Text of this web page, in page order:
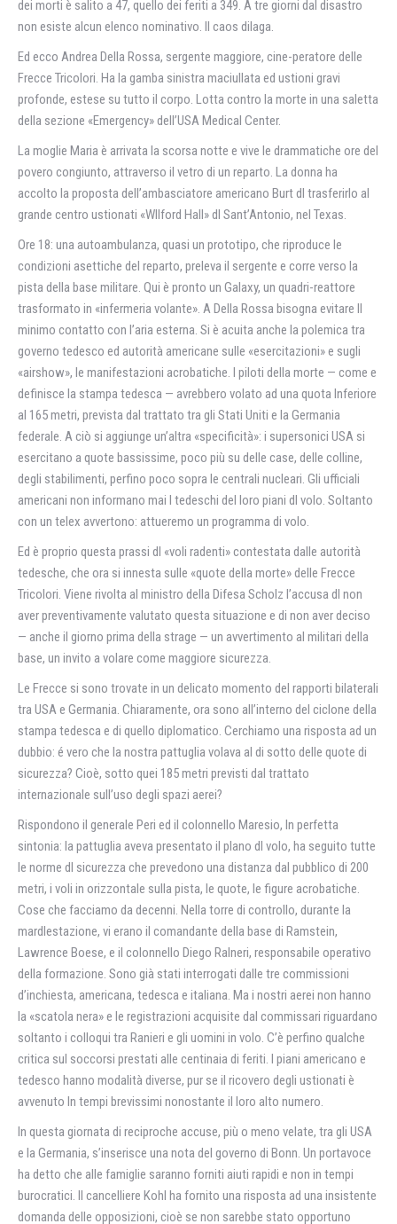
dei morti è salito a 47, quello dei feriti a 349. A tre giorni dal disastro
non esiste alcun elenco nominativo. Il caos dilaga.
Ed ecco Andrea Della Rossa, sergente maggiore, cine-peratore delle
Frecce Tricolori. Ha la gamba sinistra maciullata ed ustioni gravi
profonde, estese su tutto il corpo. Lotta contro la morte in una saletta
della sezione «Emergency» dell’USA Medical Center.
La moglie Maria è arrivata la scorsa notte e vive le drammatiche ore del
povero congiunto, attraverso il vetro di un reparto. La donna ha
accolto la proposta dell’ambasciatore americano Burt dl trasferirlo al
grande centro ustionati «Wllford Hall» dl Sant’Antonio, nel Texas.
Ore 18: una autoambulanza, quasi un prototipo, che riproduce le
condizioni asettiche del reparto, preleva il sergente e corre verso la
pista della base militare. Qui è pronto un Galaxy, un quadri-reattore
trasformato in «infermeria volante». A Della Rossa bisogna evitare II
minimo contatto con l’aria esterna. Si è acuita anche la polemica tra
governo tedesco ed autorità americane sulle «esercitazioni» e sugli
«airshow», le manifestazioni acrobatiche. I piloti della morte — come e
definisce la stampa tedesca — avrebbero volato ad una quota Inferiore
al 165 metri, prevista dal trattato tra gli Stati Uniti e la Germania
federale. A ciò si aggiunge un’altra «specificità»: i supersonici USA si
esercitano a quote bassissime, poco più su delle case, delle colline,
degli stabilimenti, perfino poco sopra le centrali nucleari. Gli ufficiali
americani non informano mai I tedeschi del loro piani dl volo. Soltanto
con un telex avvertono: attueremo un programma di volo.
Ed è proprio questa prassi dl «voli radenti» contestata dalle autorità
tedesche, che ora si innesta sulle «quote della morte» delle Frecce
Tricolori. Viene rivolta al ministro della Difesa Scholz l’accusa dl non
aver preventivamente valutato questa situazione e di non aver deciso
— anche il giorno prima della strage — un avvertimento al militari della
base, un invito a volare come maggiore sicurezza.
Le Frecce si sono trovate in un delicato momento del rapporti bilaterali
tra USA e Germania. Chiaramente, ora sono all’interno del ciclone della
stampa tedesca e di quello diplomatico. Cerchiamo una risposta ad un
dubbio: é vero che la nostra pattuglia volava al di sotto delle quote di
sicurezza? Cioè, sotto quei 185 metri previsti dal trattato
internazionale sull’uso degli spazi aerei?
Rispondono il generale Peri ed il colonnello Maresio, In perfetta
sintonia: la pattuglia aveva presentato il plano dl volo, ha seguito tutte
le norme dl sicurezza che prevedono una distanza dal pubblico di 200
metri, i voli in orizzontale sulla pista, le quote, le figure acrobatiche.
Cose che facciamo da decenni. Nella torre di controllo, durante la
mardlestazione, vi erano il comandante della base di Ramstein,
Lawrence Boese, e il colonnello Diego Ralneri, responsabile operativo
della formazione. Sono già stati interrogati dalle tre commissioni
d’inchiesta, americana, tedesca e italiana. Ma i nostri aerei non hanno
la «scatola nera» e le registrazioni acquisite dal commissari riguardano
soltanto i colloqui tra Ranieri e gli uomini in volo. C’è perfino qualche
critica sul soccorsi prestati alle centinaia di feriti. I piani americano e
tedesco hanno modalità diverse, pur se il ricovero degli ustionati è
avvenuto In tempi brevissimi nonostante il loro alto numero.
In questa giornata di reciproche accuse, più o meno velate, tra gli USA
e la Germania, s’inserisce una nota del governo di Bonn. Un portavoce
ha detto che alle famiglie saranno forniti aiuti rapidi e non in tempi
burocratici. Il cancelliere Kohl ha fornito una risposta ad una insistente
domanda delle opposizioni, cioè se non sarebbe stato opportuno